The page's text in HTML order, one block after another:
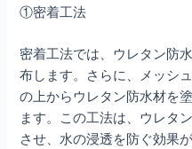
①密着工法
密着工法では、ウレタン防
布します。さらに、メッシ
の上からウレタン防水材を
ます。この工法は、ウレタ
させ、水の浸透を防ぐ効果が